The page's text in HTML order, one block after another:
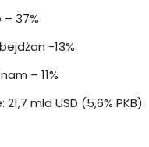
37%
-13%
– 11%
mld USD (5,6% PKB)